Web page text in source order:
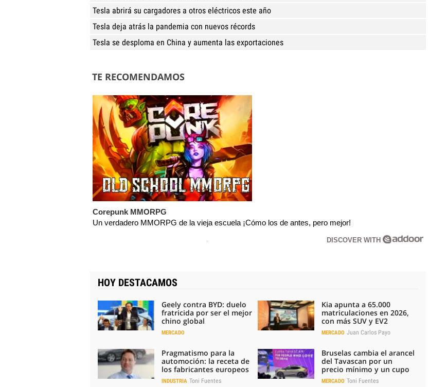
Tesla abrirá su cargadores a otros eléctricos este año
Tesla deja atrás la pandemia con nuevos récords
Tesla se desploma en China y aumenta las exportaciones
TE RECOMENDAMOS
Corepunk MMORPG
Un verdadero MMORPG de la vieja escuela ¡Cómo los de antes, pero mejor!
DISCOVER WITH
HOY DESTACAMOS
Geely contra BYD: duelo
fratricida por ser el mejor
chino global
MERCADO
Kia apunta a 65.000
matriculaciones en 2026,
con más SUV y EV2
MERCADO Juan Carlos Payo
Pragmatismo para la
automoción: la receta de
los fabricantes europeos
INDUSTRIA Toni Fuentes
Bruselas cambia el arancel
del Tavascan por un
precio mínimo y un cupo
MERCADO Toni Fuentes